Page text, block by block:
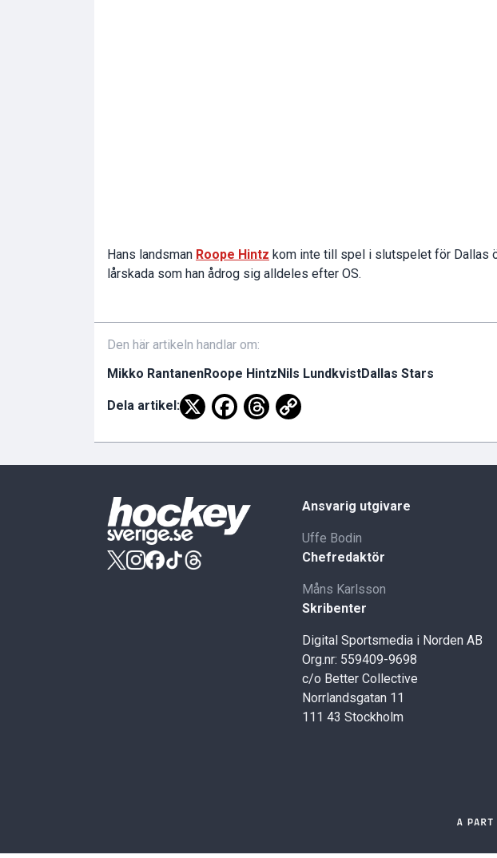
Hans landsman Roope Hintz kom inte till spel i slutspelet för Dallas
lårskada som han ådrog sig alldeles efter OS.
Den här artikeln handlar om:
Mikko RantanenRoope Hintz Nils LundkvistDallas Stars
Dela artikel:
Ansvarig utgivare
Uffe Bodin
Chefredaktör
Måns Karlsson
Skribenter
Digital Sportsmedia i Norden AB
Org.nr: 559409-9698
c/o Better Collective
Norrlandsgatan 11
111 43 Stockholm